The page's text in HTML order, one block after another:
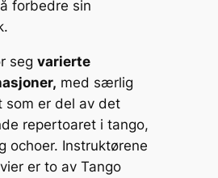
n
er
o
k
h
forbedre sin
seg varierte
med særlig
som er del av det
repertoaret i tango,
ochoer. Instruktørene
er to av Tango